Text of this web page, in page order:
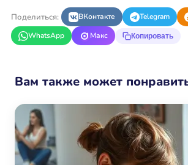
Поделиться: ВКонтакте Telegram
WhatsApp
Макс Копировать
Вам также может